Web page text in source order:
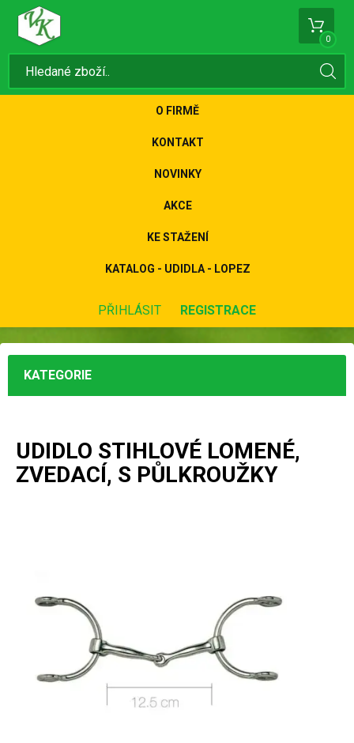
0
O FIRMĚ
KONTAKT
NOVINKY
AKCE
KE STAŽENÍ
KATALOG - UDIDLA - LOPEZ
PŘIHLÁSIT REGISTRACE
KATEGORIE
UDIDLO STIHLOVÉ LOMENÉ,
ZVEDACÍ, S PŮLKROUŽKY